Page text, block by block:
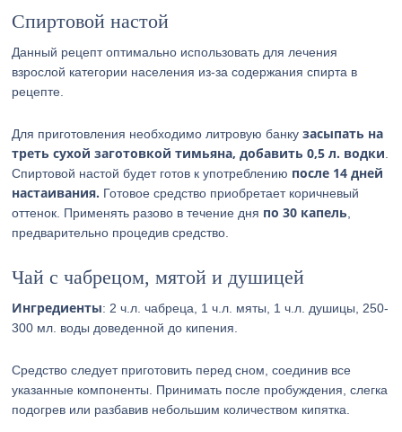
Спиртовой настой
Данный рецепт оптимально использовать для лечения
взрослой категории населения из-за содержания спирта в
рецепте.
Для приготовления необходимо литровую банкузасыпать на
треть сухой заготовкой тимьяна, добавить 0,5 л. водки
Спиртовой настой будет готов к употреблению после 14 дней
настаивания. Готовое средство приобретает коричневый
оттенок. Применять разово в течение дня по 30 капель
предварительно процедив средство.
Чай с чабрецом, мятой и душицей
Ингредиенты: 2 ч.л. чабреца, 1 ч.л. мяты, 1 ч.л. душицы, 250-
300 мл. воды доведенной до кипения.
Средство следует приготовить перед сном, соединив все
указанные компоненты. Принимать после пробуждения, слегка
подогрев или разбавив небольшим количеством кипятка.